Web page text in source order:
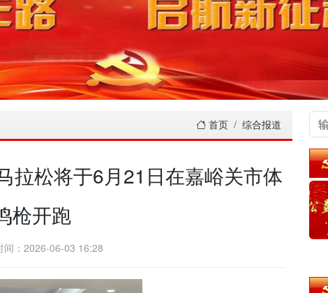
首页 综合报道
拉松将于6月21日在嘉峪关市体
枪开跑
间：2026-06-03 16:28